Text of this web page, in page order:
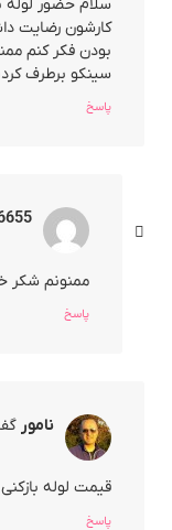
سلام حضور لوله
کارشون رضایت
بودن فکر کنم
سینکو برطرف
پاسخ
ممنونم شکر
پاسخ
نامور
قیمت لوله
پاسخ